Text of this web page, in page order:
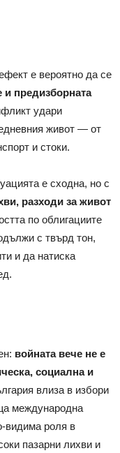
е вероятно да се
и предизборната
удари
живот — от
и стоки.
е сходна, но с
разходи за живот
по облигациите
с твърд тон,
и да натиска
войната вече не е
социална и
влиза в избори
международна
видима роля в
пазарни лихви и